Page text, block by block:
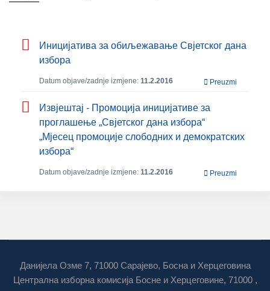
Иницијатива за обиљежавање Свјетског дана
избора
Datum objave/zadnje izmjene: 11.2.2016 Preuzmi
Извјештај - Промоција иницијативе за
проглашење „Свјетског дана избора“
„Мјесец промоције слободних и демократских
избора“
Datum objave/zadnje izmjene: 11.2.2016 Preuzmi
Данијела Озме 7, 71000 Сарајево, Босна и Херцеговина
Централна изборна комисија Босне и Херцеговине, 71000 ,